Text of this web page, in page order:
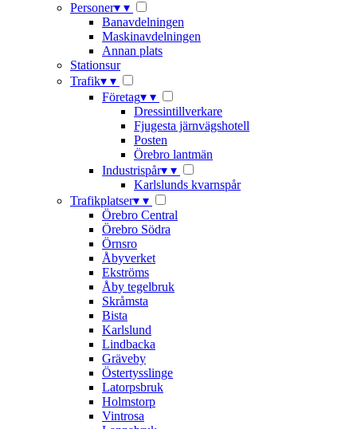
Personer▾ ▾
Banavdelningen
Maskinavdelningen
Annan plats
Stationsur
Trafik▾ ▾
Företag▾ ▾
Dressintillverkare
Fjugesta järnvägshotell
Posten
Örebro lantmän
Industrispår▾ ▾
Karlslunds kvarnspår
Trafikplatser▾ ▾
Örebro Central
Örebro Södra
Örnsro
Åbyverket
Ekströms
Åby tegelbruk
Skråmsta
Bista
Karlslund
Lindbacka
Gräveby
Östertysslinge
Latorpsbruk
Holmstorp
Vintrosa